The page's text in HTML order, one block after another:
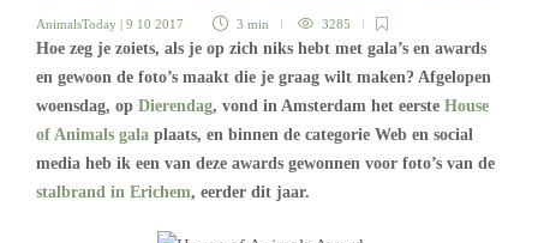
AnimalsToday | 9 10 2017 3 min 3285
Hoe zeg je zoiets, als je op zich niks hebt met gala’s en awards
en gewoon de foto’s maakt die je graag wilt maken? Afgelopen
woensdag, op Dierendag, vond in Amsterdam het eerste House
of Animals gala plaats, en binnen de categorie Web en social
media heb ik een van deze awards gewonnen voor foto’s van de
stalbrand in Erichem, eerder dit jaar.